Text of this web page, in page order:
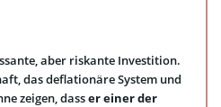
aber riskante Investition.
das deflationäre System und
zeigen, dasser einer der